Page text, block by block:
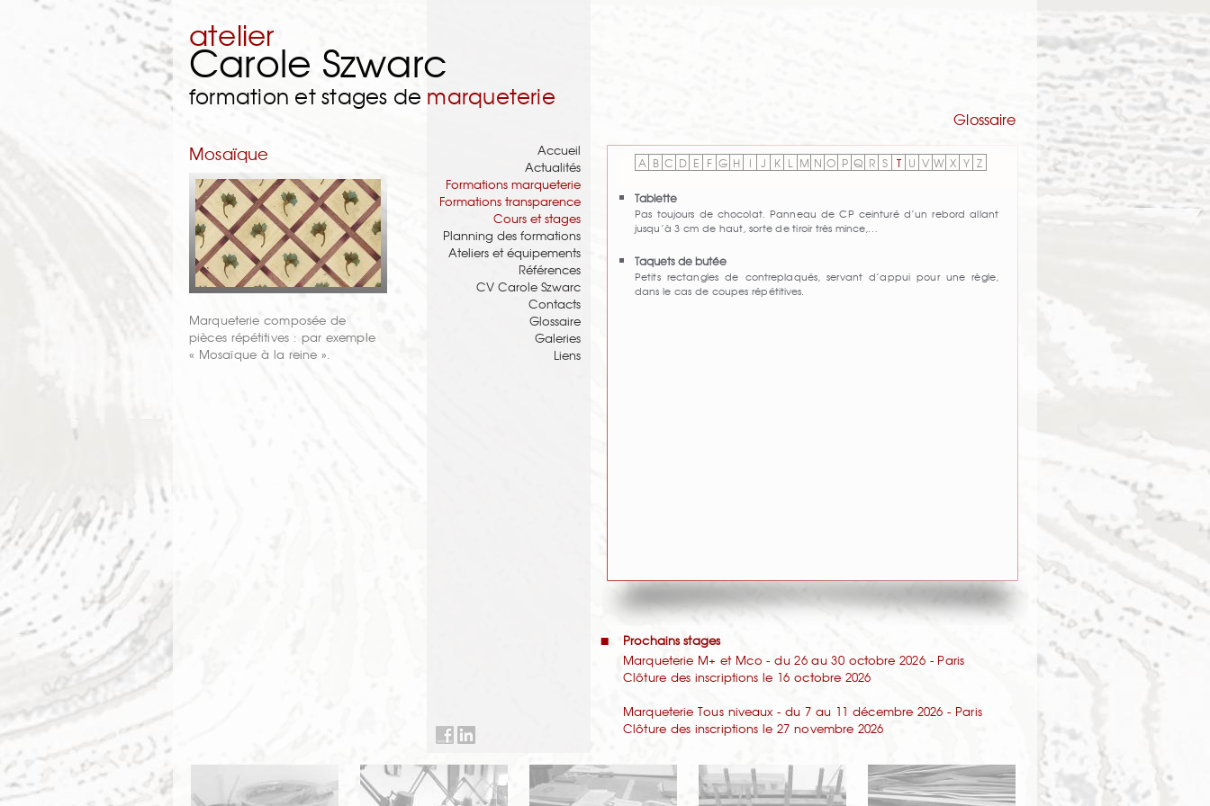
atelier
Carole Szwarc
formation et stages de marqueterie
Mosaïque
Marqueterie composée de
pièces répétitives : par exemple
« Mosaïque à la reine ».
Accueil
Actualités
Formations marqueterie
Formations transparence
Cours et stages
Planning des formations
Ateliers et équipements
Références
CV Carole Szwarc
Contacts
Glossaire
Galeries
Liens
Glossaire
A B C D E F G H I J K L M N O P Q R S T U V W X Y Z
Tablette
Pas toujours de chocolat. Panneau de CP ceinturé d’un rebord allant
jusqu’à 3 cm de haut, sorte de tiroir très mince,…
Taquets de butée
Petits rectangles de contreplaqués, servant d’appui pour une règle,
dans le cas de coupes répétitives.
Prochains stages
Marqueterie M+ et Mco - du 26 au 30 octobre 2026 - Paris
Clôture des inscriptions le 16 octobre 2026
Marqueterie Tous niveaux - du 7 au 11 décembre 2026 - Paris
Clôture des inscriptions le 27 novembre 2026